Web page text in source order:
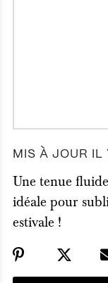
MIS À JOUR IL
Une tenue
idéale pour
estivale !